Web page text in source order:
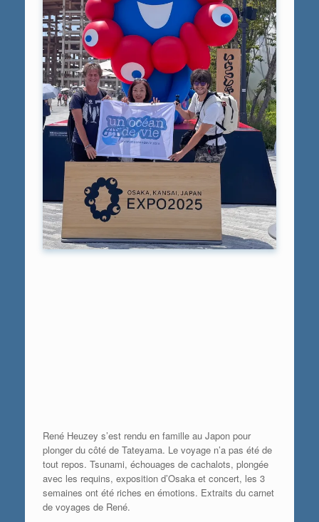
René Heuzey s’est rendu en famille au Japon pour
plonger du côté de Tateyama. Le voyage n’a pas été de
tout repos. Tsunami, échouages de cachalots, plongée
avec les requins, exposition d’Osaka et concert, les 3
semaines ont été riches en émotions. Extraits du carnet
de voyages de René.